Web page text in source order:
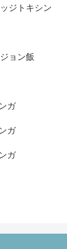
ジトキシン
ョン飯
ガ
ガ
ガ